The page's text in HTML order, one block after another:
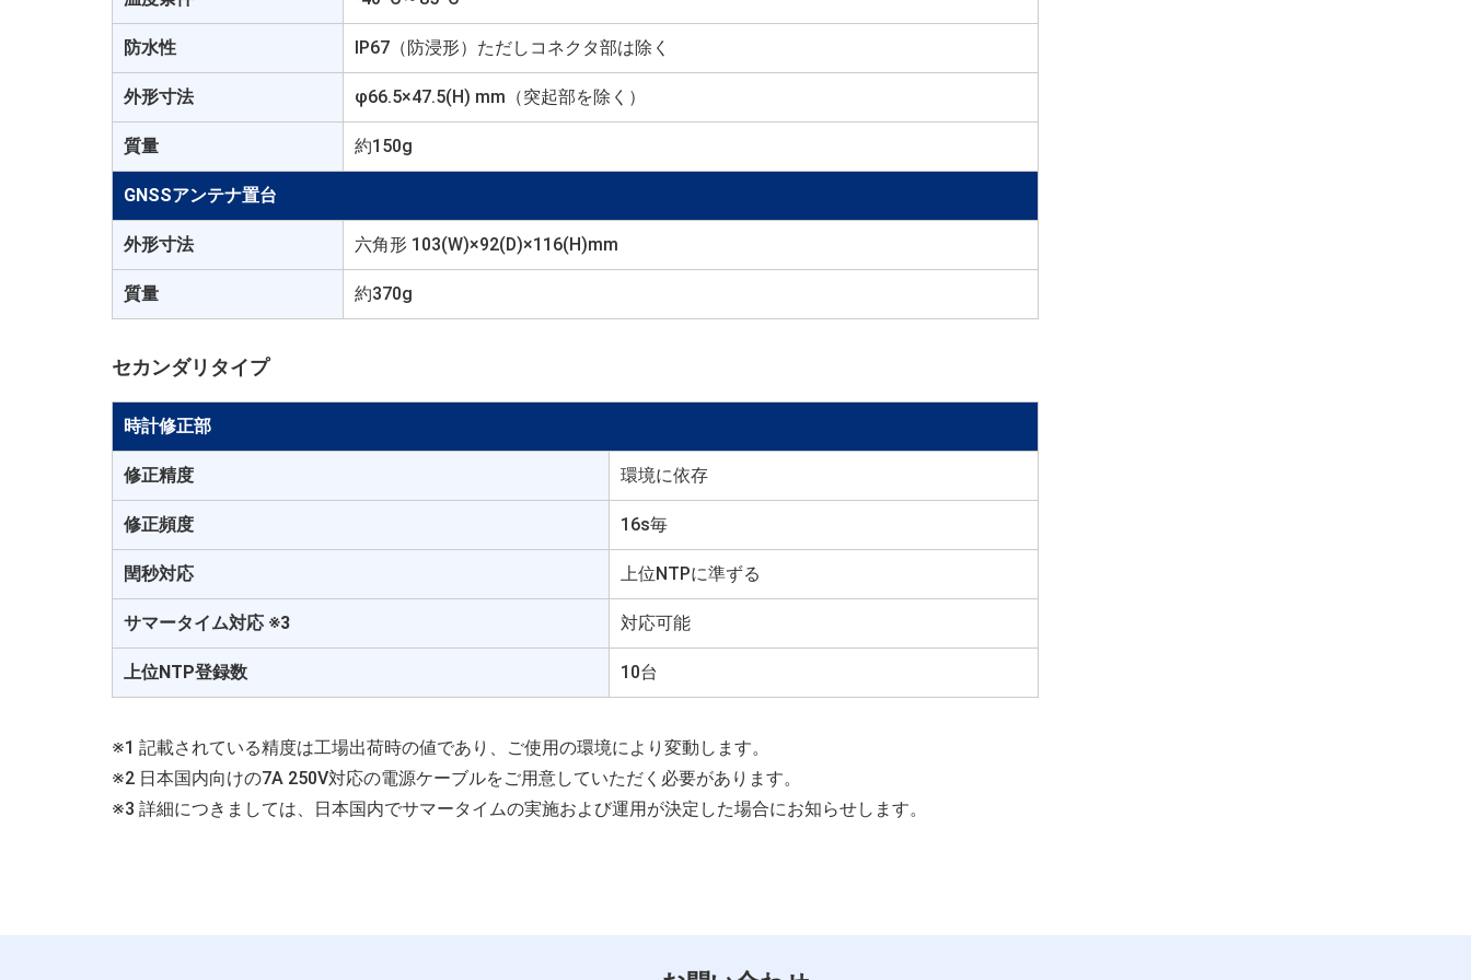
防水性 IP67（防浸形）ただしコネクタ部は除く
外形寸法 φ66.5×47.5(H) mm（突起部を除く）
質量 約150g
GNSSアンテナ置台
外形寸法 六角形 103(W)×92(D)×116(H)mm
質量 約370g
セカンダリタイプ
時計修正部
修正精度 環境に依存
修正頻度 16s毎
閏秒対応 上位NTPに準ずる
サマータイム対応 ※3 対応可能
上位NTP登録数 10台
※1 記載されている精度は工場出荷時の値であり、ご使用の環境により変動します。
※2 日本国内向けの7A 250V対応の電源ケーブルをご用意していただく必要があります。
※3 詳細につきましては、日本国内でサマータイムの実施および運用が決定した場合にお知らせします。